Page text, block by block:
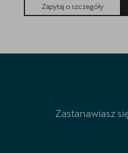
Zapytaj o szczegóły
Zastanawiasz